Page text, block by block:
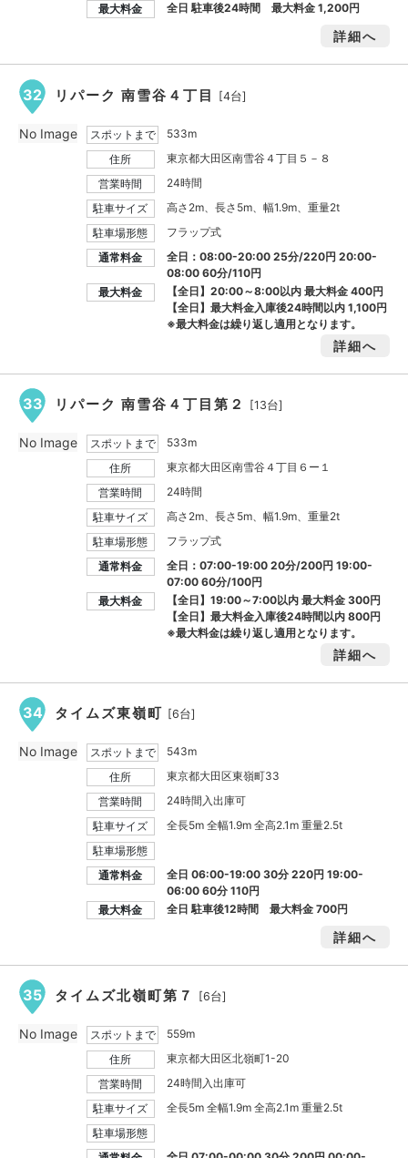
最大料金
全日 駐車後24時間 最大料金1,200円
詳細へ
32 リパーク 南雪谷４丁目 [4台]
スポットまで
533m
住所
東京都大田区南雪谷４丁目５－８
営業時間
24時間
駐車サイズ
高さ2m、長さ5m、幅1.9m、重量2t
駐車場形態
フラップ式
通常料金
全日：08:00-20:00 25分/220円 20:00-
08:00 60分/110円
最大料金
【全日】20:00～8:00以内 最大料金400円
【全日】最大料金入庫後24時間以内1,100円
※最大料金は繰り返し適用となります。
詳細へ
No Image
33 リパーク 南雪谷４丁目第２ [13台]
スポットまで
533m
住所
東京都大田区南雪谷４丁目６ー１
営業時間
24時間
駐車サイズ
高さ2m、長さ5m、幅1.9m、重量2t
駐車場形態
フラップ式
通常料金
全日：07:00-19:00 20分/200円 19:00-
07:00 60分/100円
最大料金
【全日】19:00～7:00以内 最大料金300円
【全日】最大料金入庫後24時間以内800円
※最大料金は繰り返し適用となります。
詳細へ
No Image
34 タイムズ東嶺町 [6台]
スポットまで
543m
住所
東京都大田区東嶺町33
営業時間
24時間入出庫可
駐車サイズ
全長5m 全幅1.9m 全高2.1m 重量2.5t
駐車場形態
通常料金
全日 06:00-19:00 30分 220円 19:00-
06:00 60分 110円
最大料金
全日 駐車後12時間 最大料金700円
詳細へ
No Image
35 タイムズ北嶺町第７ [6台]
スポットまで
559m
住所
東京都大田区北嶺町1-20
営業時間
24時間入出庫可
駐車サイズ
全長5m 全幅1.9m 全高2.1m 重量2.5t
駐車場形態
No Image